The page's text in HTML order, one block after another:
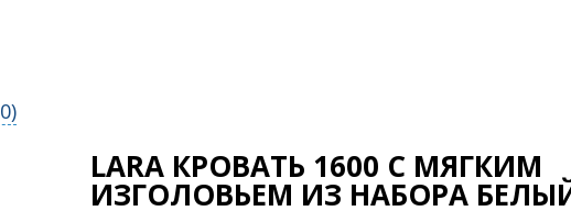
0)
LARA КРОВАТЬ 1600 С МЯГКИМ
ИЗГОЛОВЬЕМ ИЗ НАБОРА